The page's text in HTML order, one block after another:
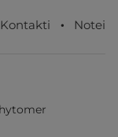
Kontakti